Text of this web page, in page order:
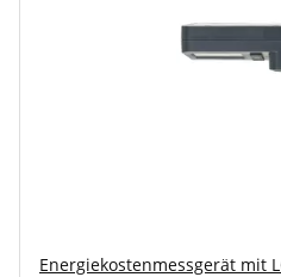
Energiekostenmessgerät mit